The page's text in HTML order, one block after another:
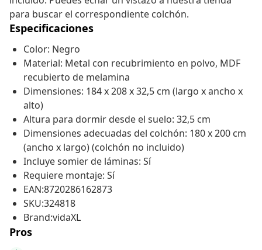
para buscar el correspondiente colchón.
Especificaciones
Color: Negro
Material: Metal con recubrimiento en polvo, MDF
recubierto de melamina
Dimensiones: 184 x 208 x 32,5 cm (largo x ancho x
alto)
Altura para dormir desde el suelo: 32,5 cm
Dimensiones adecuadas del colchón: 180 x 200 cm
(ancho x largo) (colchón no incluido)
Incluye somier de láminas: Sí
Requiere montaje: Sí
EAN:8720286162873
SKU:324818
Brand:vidaXL
Pros